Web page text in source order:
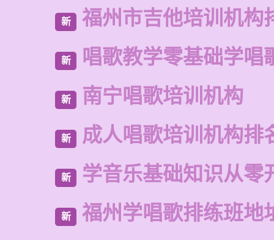
新 福州市吉他培训机构
新 唱歌教学零基础学唱
新 南宁唱歌培训机构
新 成人唱歌培训机构排
新 学音乐基础知识从零
新 福州学唱歌排练班地